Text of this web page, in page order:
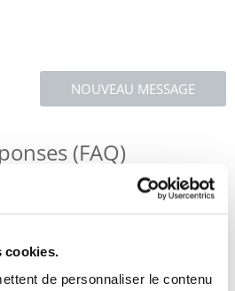
de personnaliser le contenu
NOUVEAU MESSAGE
(FAQ)